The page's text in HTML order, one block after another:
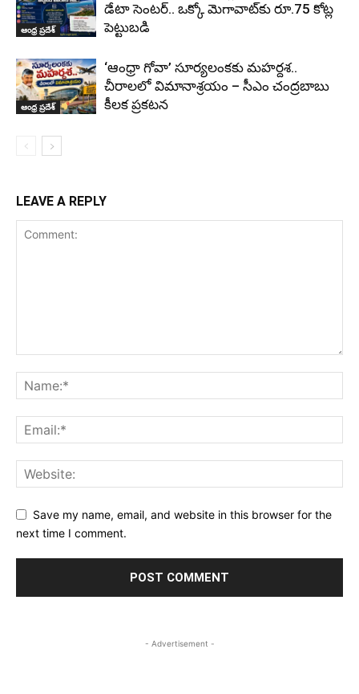
ఆంధ్ర ప్రదేశ్
డేటా సెంటర్.. ఒక్కో మెగావాట్‌కు రూ.75 కోట్ల
పెట్టుబడి
ఆంధ్ర ప్రదేశ్
‘ఆంధ్రా గోవా’ సూర్యలంకకు మహర్దశ..
చీరాలలో విమానాశ్రయం – సీఎం చంద్రబాబు
కీలక ప్రకటన
LEAVE A REPLY
Save my name, email, and website in this browser for the
next time I comment.
- Advertisement -